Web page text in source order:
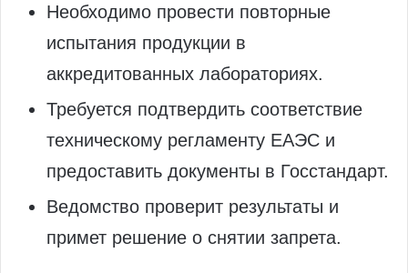
Необходимо провести повторные
испытания продукции в
аккредитованных лабораториях.
Требуется подтвердить соответствие
техническому регламенту ЕАЭС и
предоставить документы в Госстандарт.
Ведомство проверит результаты и
примет решение о снятии запрета.